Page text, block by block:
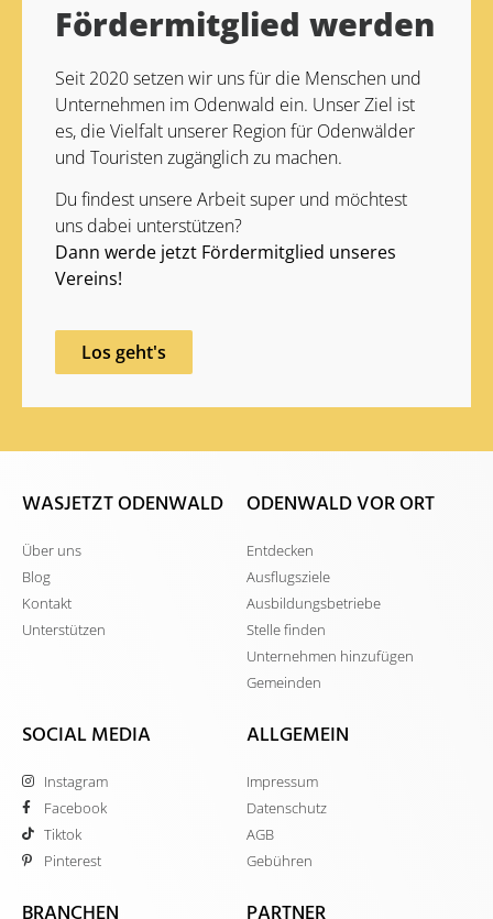
Fördermitglied werden
Seit 2020 setzen wir uns für die Menschen und
Unternehmen im Odenwald ein. Unser Ziel ist
es, die Vielfalt unserer Region für Odenwälder
und Touristen zugänglich zu machen.
Du findest unsere Arbeit super und möchtest
uns dabei unterstützen?
Dann werde jetzt Fördermitglied unseres
Vereins!
Los geht's
WASJETZT ODENWALD
Über uns
Blog
Kontakt
Unterstützen
ODENWALD VOR ORT
Entdecken
Ausflugsziele
Ausbildungsbetriebe
Stelle finden
Unternehmen hinzufügen
Gemeinden
SOCIAL MEDIA
Instagram
Facebook
Tiktok
Pinterest
ALLGEMEIN
Impressum
Datenschutz
AGB
Gebühren